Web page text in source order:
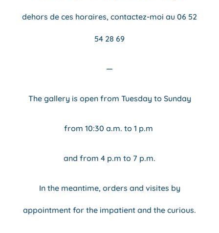
dehors de ces horaires, contactez-moi au 06 52
54 28 69
—
The gallery is open from Tuesday to Sunday
from 10:30 a.m. to 1 p.m
and from 4 p.m to 7 p.m.
In the meantime, orders and visites by
appointment for the impatient and the curious.